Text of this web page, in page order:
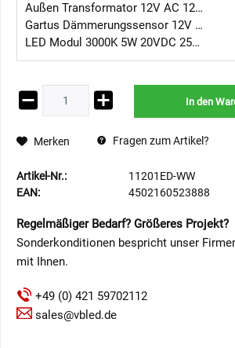
Außen Transformator 12V AC 12W IP67
Gartus Dämmerungssensor 12V AC/DC / Tag-Nacht-Schalter
LED Modul 3000K 5W 20VDC 250mA 400Lumen
In den
Merken Fragen zum Artikel?
Artikel-Nr.:
11201ED-WW
EAN:
4502160523888
Regelmäßiger Bedarf? Größeres Projekt?
Sonderkonditionen bespricht unser
mit Ihnen.
+49 (0) 421 59702112
sales@vbled.de